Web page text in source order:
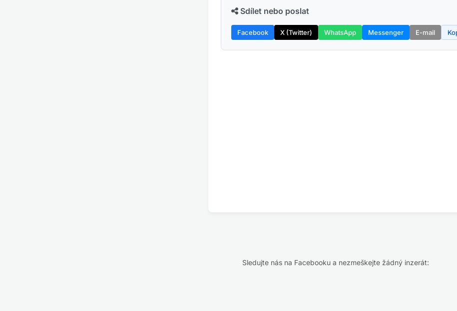
Sdílet nebo poslat
Facebook X (Twitter) WhatsApp Messenger E-mail
Sledujte nás na Facebooku a nezmeškejte žádný inzerát: